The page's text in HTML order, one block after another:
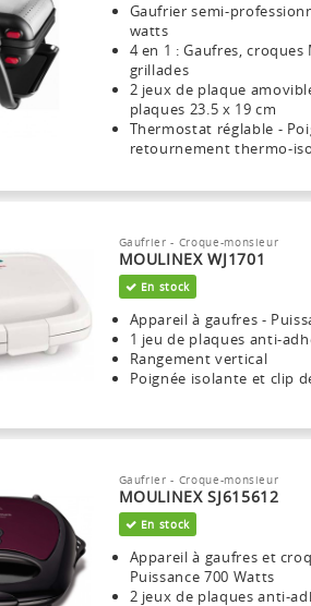
Gaufrier semi-
watts
4 en 1 : Gaufres,
grillades
2 jeux de plaque
plaques 23.5 x 19 cm
Thermostat réglable -
retournement thermo-
Gaufrier - Croque-monsieur
MOULINEX WJ1701
En stock
Appareil à gaufres -
1 jeu de plaques anti-
Rangement vertical
Poignée isolante et clip
Gaufrier - Croque-monsieur
MOULINEX SJ615612
En stock
Appareil à gaufres et
Puissance 700 Watts
2 jeux de plaques anti-